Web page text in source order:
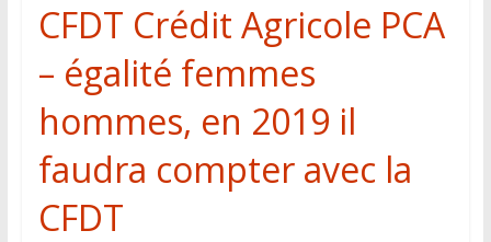
CFDT Crédit Agricole PCA
– égalité femmes
hommes, en 2019 il
faudra compter avec la
CFDT